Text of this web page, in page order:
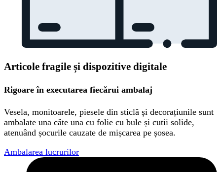
Articole fragile și dispozitive digitale
Rigoare în executarea fiecărui ambalaj
Vesela, monitoarele, piesele din sticlă și decorațiunile sunt
ambalate una câte una cu folie cu bule și cutii solide,
atenuând șocurile cauzate de mișcarea pe șosea.
Ambalarea lucrurilor